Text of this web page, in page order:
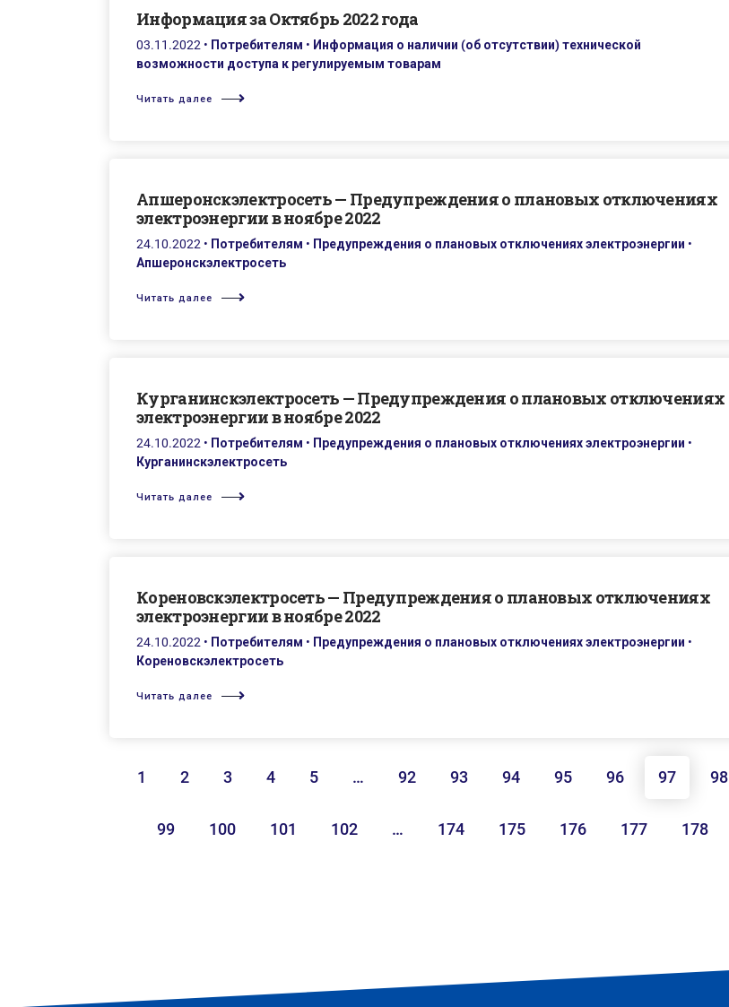
Информация за Октябрь 2022 года
03.11.2022 • Потребителям • Информация о наличии (об отсутствии) технической
возможности доступа к регулируемым товарам
Читать далее
Апшеронскэлектросеть — Предупреждения о плановых отключениях
электроэнергии в ноябре 2022
24.10.2022 • Потребителям • Предупреждения о плановых отключениях электроэнергии •
Апшеронскэлектросеть
Читать далее
Курганинскэлектросеть — Предупреждения о плановых отключениях
электроэнергии в ноябре 2022
24.10.2022 • Потребителям • Предупреждения о плановых отключениях электроэнергии •
Курганинскэлектросеть
Читать далее
Кореновскэлектросеть — Предупреждения о плановых отключениях
электроэнергии в ноябре 2022
24.10.2022 • Потребителям • Предупреждения о плановых отключениях электроэнергии •
Кореновскэлектросеть
Читать далее
1 2 3 4 5 … 92 93 94 95 96 97 98
99 100 101 102 … 174 175 176 177 178